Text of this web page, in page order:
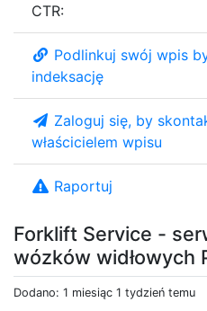
Forklift Service -
wózków widłowych
Dodano: 1 miesiąc 1 tydzień temu
CTR:
Podlinkuj swój wpis
indeksację
Zaloguj się, by
właścicielem wpisu
Raportuj